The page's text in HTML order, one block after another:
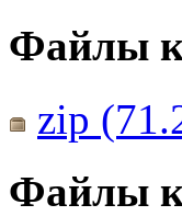
Файлы к
zip
Файлы